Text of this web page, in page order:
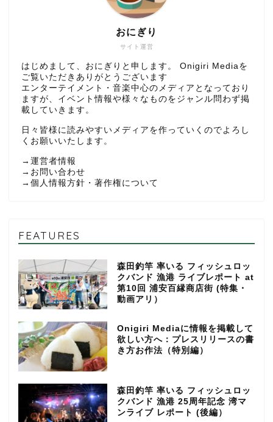
サイト運営
おにぎり
はじめまして、おにぎりと申します。 Onigiri Mediaを
ご覧いただきありがとうございます
エンターテイメント・音楽中心のメディアとなっており
ますが、イベント情報や様々なものをジャンル問わず掲
載していきます。
日々皆様に読みやすいメディアを作っていくのでよろし
くお願いいたします。
→ 運営者情報
→ お問い合わせ
→ 個人情報方針・著作権について
FEATURES
森田釣竿 率いる フィッシュロッ
クバンド 漁港 ライブレポート at
第10回 浦安百縁商店街 (特集・
動画アリ）
Onigiri Mediaに情報を掲載して
欲しい方へ：プレスリリースの書
き方お作法（特別編）
森田釣竿 率いる フィッシュロッ
クバンド 漁港 25周年記念 湾マ
ンライブ レポート (後編）